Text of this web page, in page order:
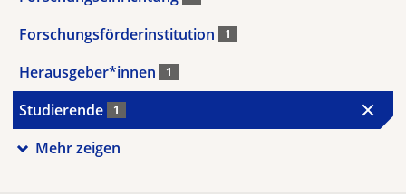
Forschungsförderinstitution 1
Herausgeber*innen 1
Studierende 1
Mehr zeigen